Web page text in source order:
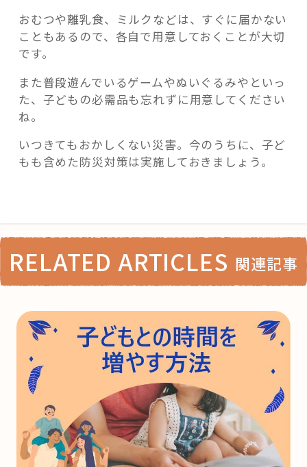
おむつや離乳食、ミルクなどは、すぐに届かない
こともあるので、各自で用意しておくことが大切
です。
また普段遊んでいるゲームやぬいぐるみやといっ
た、子どもの必需品も忘れずに用意してください
ね。
いつきてもおかしくない災害。今のうちに、子ど
もも含めた防災対策は実施しておきましょう。
RELATED ARTICLES 関連記事